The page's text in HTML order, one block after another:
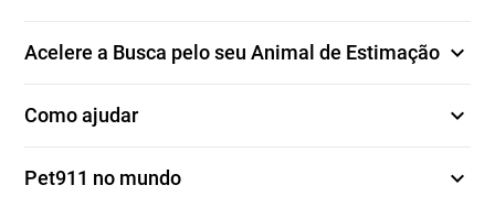
Acelere a Busca pelo seu Animal de Estimação expand_more
Como ajudar expand_more
Pet911 no mundo expand_more